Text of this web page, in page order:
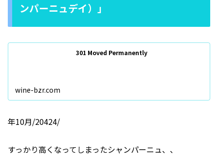
ンパーニュデイ）」
301 Moved Permanently
wine-bzr.com
年10月/20424/
すっかり高くなってしまったシャンパーニュ、、